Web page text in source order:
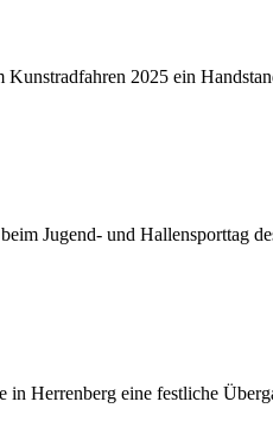
2025 ein
Jugend- und Hallensporttag
Herrenberg eine festliche